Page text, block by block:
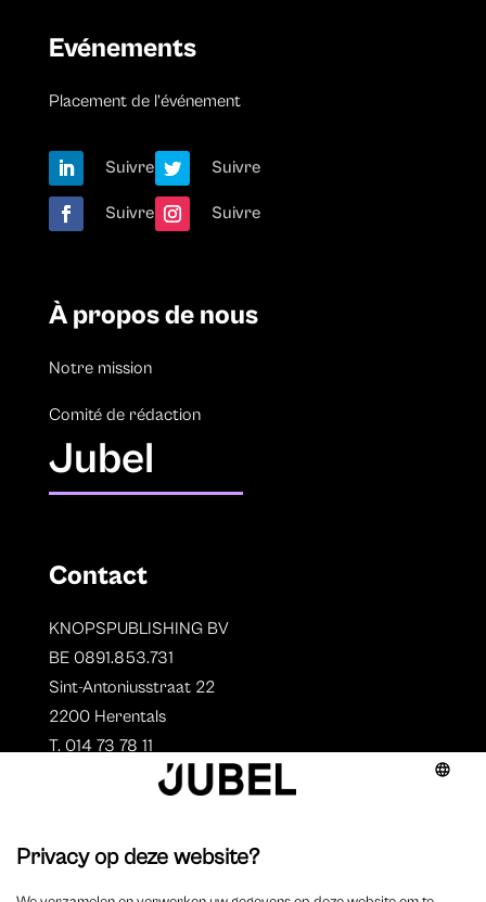
Evénements
Placement de l’événement
Suivre Suivre
Suivre Suivre
À propos de nous
Notre mission
Comité de rédaction
Jubel
Contact
KNOPSPUBLISHING BV
BE 0891.853.731
Sint-Antoniusstraat 22
2200 Herentals
T. 014 73 78 11
Aperçu des auteurs